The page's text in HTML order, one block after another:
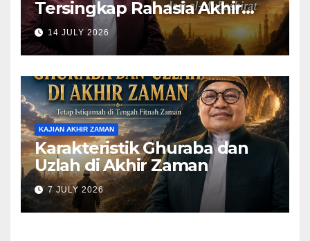
Tersingkap Rahasia Akhir
Zaman dari al-Mubashirat
(Pelajari Mimpi Muhammad
Qasim)
14 JULY 2026
KAJIAN AKHIR ZAMAN
Karakteristik Ghuraba dan
Uzlah di Akhir Zaman
7 JULY 2026